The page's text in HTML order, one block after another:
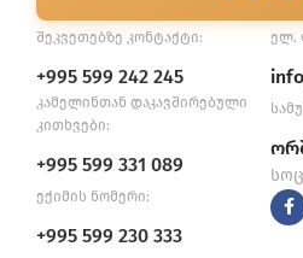
შეკვეთებზე კონტაქტი:
+995 599 242 245
კამელინთან დაკავშირებული
კითხვები:
+995 599 331 089
ექიმის ნომერი:
+995 599 230 333
ელ.